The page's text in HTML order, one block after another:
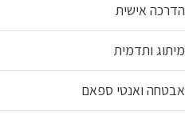
הדרכה אישית
מיתוג ותדמית
אבטחה ואנטי ספאם